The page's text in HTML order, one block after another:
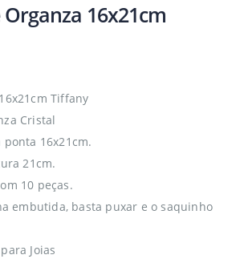
Organza 16x21cm
Tiffany
Cristal
16x21cm.
21cm.
10 peças.
embutida, basta puxar e o saquinho
Joias